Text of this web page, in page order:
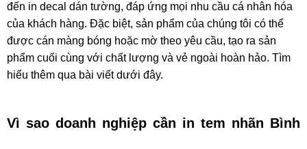
đến in decal dán tường, đáp ứng mọi nhu cầu cá nhân hóa
của khách hàng. Đặc biệt, sản phẩm của chúng tôi có thể
được cán màng bóng hoặc mờ theo yêu cầu, tạo ra sản
phẩm cuối cùng với chất lượng và vẻ ngoài hoàn hảo. Tìm
hiểu thêm qua bài viết dưới đây.
Vì sao doanh nghiệp cần in tem nhãn Bình